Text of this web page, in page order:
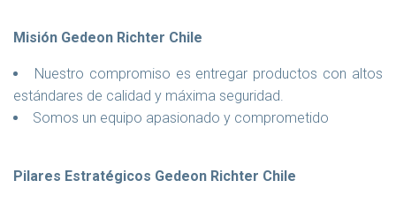
Misión Gedeon Richter Chile
Nuestro compromiso es entregar productos con altos
estándares de calidad y máxima seguridad.
Somos un equipo apasionado y comprometido
Pilares Estratégicos Gedeon Richter Chile